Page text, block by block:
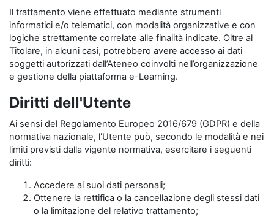
Il trattamento viene effettuato mediante strumenti
informatici e/o telematici, con modalità organizzative e con
logiche strettamente correlate alle finalità indicate. Oltre al
Titolare, in alcuni casi, potrebbero avere accesso ai dati
soggetti autorizzati dall’Ateneo coinvolti nell’organizzazione
e gestione della piattaforma e-Learning.
Diritti dell'Utente
Ai sensi del Regolamento Europeo 2016/679 (GDPR) e della
normativa nazionale, l'Utente può, secondo le modalità e nei
limiti previsti dalla vigente normativa, esercitare i seguenti
diritti:
Accedere ai suoi dati personali;
Ottenere la rettifica o la cancellazione degli stessi dati
o la limitazione del relativo trattamento;